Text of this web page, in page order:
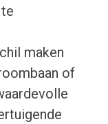
maken
of